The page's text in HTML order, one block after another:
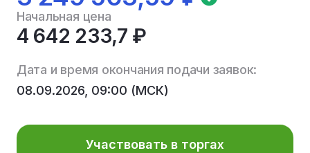
Начальная цена
4 642 233,7 ₽
Дата и время окончания подачи заявок:
08.09.2026, 09:00 (МСК)
Участвовать в торгах